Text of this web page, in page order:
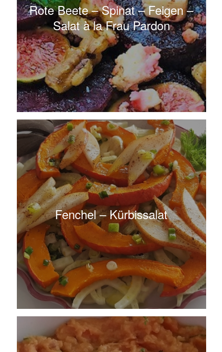
Rote Beete – Spinat – Feigen –
Salat à la Frau Pardon
Fenchel – Kürbissalat